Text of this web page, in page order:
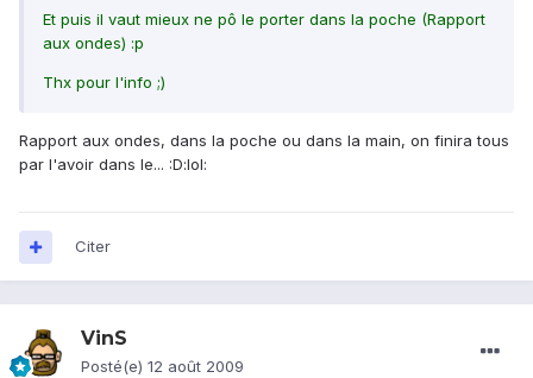
Et puis il vaut mieux ne pô le porter dans la poche (Rapport
aux ondes) :p
Thx pour l'info ;)
Rapport aux ondes, dans la poche ou dans la main, on finira tous
par l'avoir dans le... :D:lol:
Citer
VinS
Posté(e) 12 août 2009